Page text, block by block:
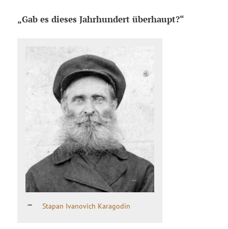
„Gab es dieses Jahrhundert überhaupt?“
Stapan Ivanovich Karagodin